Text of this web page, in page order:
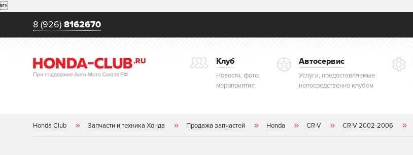

8 (926) 8162670
Клуб
Новости, фото,
мероприятия
Автосервис
Услуги, предоставляемые
непосредственно клубом
Honda Club Запчасти и техника Хонда Продажа запчастей Honda CR-V CR-V 2002-2006